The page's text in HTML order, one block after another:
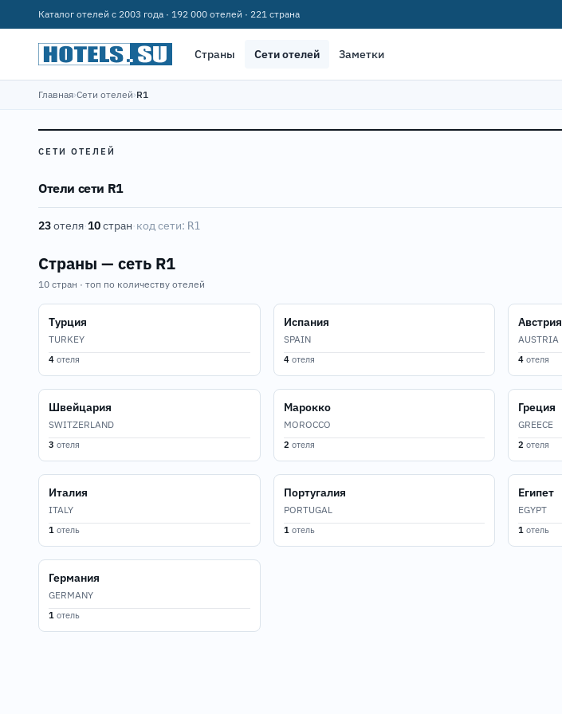
Каталог отелей с 2003 года · 192 000 отелей · 221 страна
Страны Сети отелей Заметки
Главная›Сети отелей›R1
СЕТИ ОТЕЛЕЙ
Отели сети R1
23отеля·10стран·код сети: R1
Страны — сеть R1
10 стран · топ по количеству отелей
Турция
TURKEY
4 отеля
Испания
SPAIN
4отеля
Австрия
AUSTRIA
4 отеля
Швейцария
SWITZERLAND
3 отеля
Марокко
MOROCCO
2 отеля
Греция
GREECE
2 отеля
Италия
ITALY
1 отель
Португалия
PORTUGAL
1отель
Египет
EGYPT
1 отель
Германия
GERMANY
1 отель